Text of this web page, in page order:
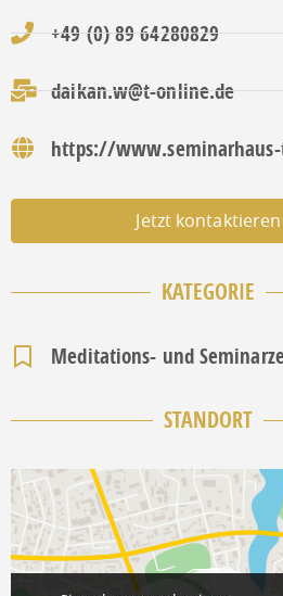
+49 (0) 89 64280829
daikan.w@t-online.de
https://
Jetzt kontaktieren
KATEGORIE
Meditations- und
STANDORT